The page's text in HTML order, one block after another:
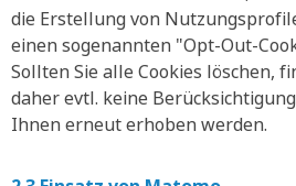
die Erstellung von
einen sogenannten "Opt-Out-
Sollten Sie alle Cookies löschen,
daher evtl. keine
Ihnen erneut erhoben werden.